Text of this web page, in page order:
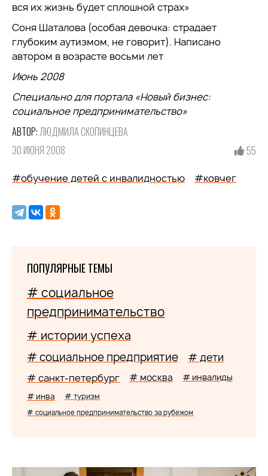
вся их жизнь будет сплошной страх»
Соня Шаталова (особая девочка: страдает
глубоким аутизмом, не говорит). Написано
автором в возрасте восьми лет
Июнь 2008
Специально для портала «Новый бизнес:
социальное предпринимательство»
АВТОР:ЛЮДМИЛА СКОПИНЦЕВА
30 ИЮНЯ 2008
55
#обучение детей с инвалидностью #ковчег
ПОПУЛЯРНЫЕ ТЕМЫ
# социальное
предпринимательство
# истории успеха
# социальное предприятие # дети
# санкт-петербург # москва # инвалиды
# инва # туризм
# социальное предпринимательство за рубежом